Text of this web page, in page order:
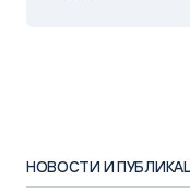
НОВОСТИ И